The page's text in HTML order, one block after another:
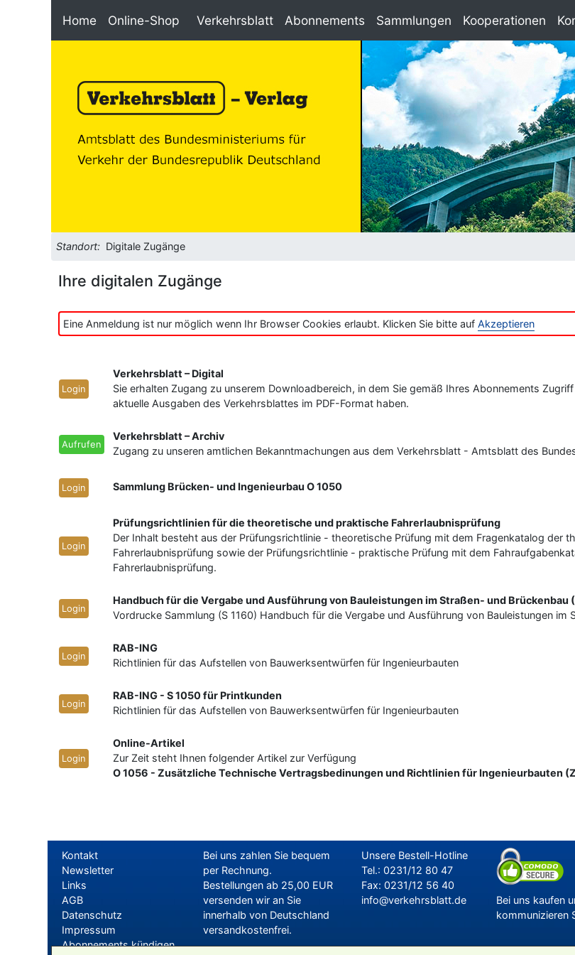
Home Online-Shop Verkehrsblatt Abonnements Sammlungen Kooperationen
Standort: Digitale Zugänge
Ihre digitalen Zugänge
Eine Anmeldung ist nur möglich wenn Ihr Browser Cookies erlaubt. Klicken Sie bitte auf Akzeptieren
Login
Verkehrsblatt – Digital
Sie erhalten Zugang zu unserem Downloadbereich, in dem Sie gemäß Ihres Abonnements
aktuelle Ausgaben des Verkehrsblattes im PDF-Format haben.
Aufrufen
Verkehrsblatt – Archiv
Zugang zu unseren amtlichen Bekanntmachungen aus dem Verkehrsblatt - Amtsblatt des
Login Sammlung Brücken- und Ingenieurbau O 1050
Login
Prüfungsrichtlinien für die theoretische und praktische Fahrerlaubnisprüfung
Der Inhalt besteht aus der Prüfungsrichtlinie - theoretische Prüfung mit dem Fragenkatalog der
Fahrerlaubnisprüfung sowie der Prüfungsrichtlinie - praktische Prüfung mit dem
Fahrerlaubnisprüfung.
Login
Handbuch für die Vergabe und Ausführung von Bauleistungen im Straßen- und Brückenbau
Vordrucke Sammlung (S 1160) Handbuch für die Vergabe und Ausführung von Bauleistungen im
Login
RAB-ING
Richtlinien für das Aufstellen von Bauwerksentwürfen für Ingenieurbauten
Login
RAB-ING - S 1050 für Printkunden
Richtlinien für das Aufstellen von Bauwerksentwürfen für Ingenieurbauten
Login
Online-Artikel
Zur Zeit steht Ihnen folgender Artikel zur Verfügung
O 1056 - Zusätzliche Technische Vertragsbedinungen und Richtlinien für Ingenieurbauten
Kontakt
Newsletter
Links
AGB
Datenschutz
Impressum
Abonnements kündigen
Bei uns zahlen Sie bequem
per Rechnung.
Bestellungen ab 25,00 EUR
versenden wir an Sie
innerhalb von Deutschland
versandkostenfrei.
Unsere Bestell-Hotline
Tel.: 0231/12 80 47
Fax: 0231/12 56 40
info@verkehrsblatt.de
Bei uns kaufen
kommunizieren